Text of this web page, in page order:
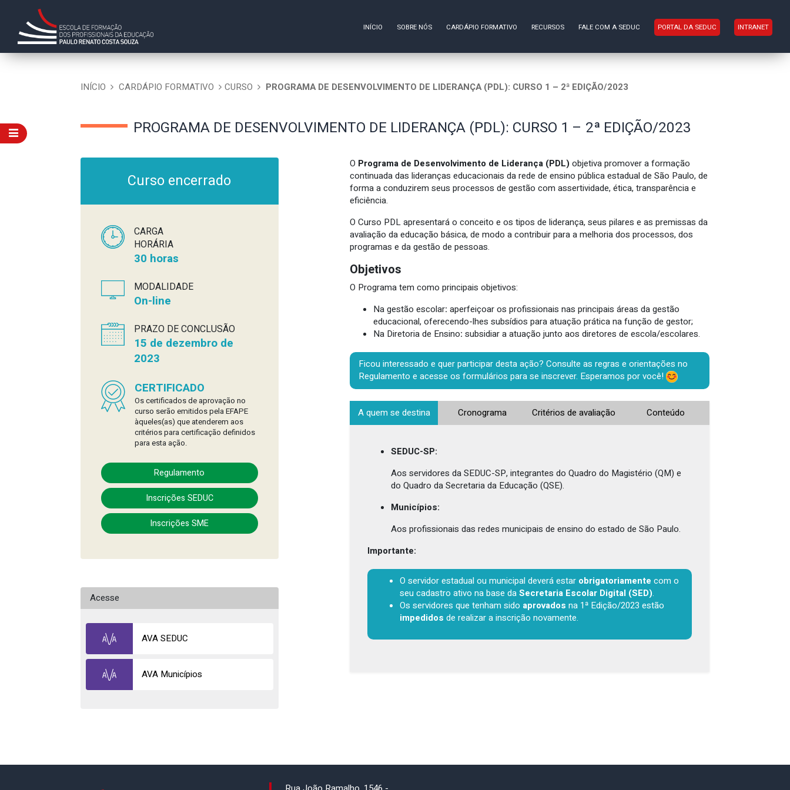
INÍCIO SOBRE NÓS CARDÁPIO FORMATIVO RECURSOS FALE COM A SEDUC PORTAL DA SEDUC INTRANET
INÍCIO CARDÁPIO FORMATIVO CURSO PROGRAMA DE DESENVOLVIMENTO DE LIDERANÇA (PDL): CURSO 1 – 2ª EDIÇÃO/2023
PROGRAMA DE DESENVOLVIMENTO DE LIDERANÇA (PDL): CURSO 1 – 2ª EDIÇÃO/2023
Curso encerrado
CARGA
HORÁRIA
30 horas
MODALIDADE
On-line
PRAZO DE CONCLUSÃO
15 de dezembro de
2023
CERTIFICADO
Os certificados de aprovação no
curso serão emitidos pela EFAPE
àqueles(as) que atenderem aos
critérios para certificação definidos
para esta ação.
Regulamento
Inscrições SEDUC
Inscrições SME
Acesse
AVA SEDUC
AVA Municípios
O Programa de Desenvolvimento de Liderança (PDL)objetiva promover a formação
continuada das lideranças educacionais da rede de ensino pública estadual de São Paulo, de
forma a conduzirem seus processos de gestão com assertividade, ética, transparência e
eficiência.
O Curso PDL apresentará o conceito e os tipos de liderança, seus pilares e as premissas da
avaliação da educação básica, de modo a contribuir para a melhoria dos processos, dos
programas e da gestão de pessoas.
Objetivos
O Programa tem como principais objetivos:
Na gestão escolar: aperfeiçoar os profissionais nas principais áreas da gestão
educacional, oferecendo-lhes subsídios para atuação prática na função de gestor;
Na Diretoria de Ensino: subsidiar a atuação junto aos diretores de escola/escolares.
Ficou interessado e quer participar desta ação? Consulte as regras e orientações no
Regulamento e acesse os formulários para se inscrever. Esperamos por você!
A quem se destina Cronograma Critérios de avaliação Conteúdo
SEDUC-SP:
Aos servidores da SEDUC-SP, integrantes do Quadro do Magistério (QM) e
do Quadro da Secretaria da Educação (QSE).
Municípios:
Aos profissionais das redes municipais de ensino do estado de São Paulo.
Importante:
O servidor estadual ou municipal deverá estar obrigatoriamente com o
seu cadastro ativo na base daSecretaria Escolar Digital (SED).
Os servidores que tenham sido aprovados na 1ª Edição/2023 estão
impedidos de realizar a inscrição novamente.